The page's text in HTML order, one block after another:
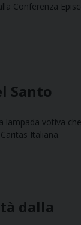
Conferenza
Santo
lampada votiva
Italiana.
dalla